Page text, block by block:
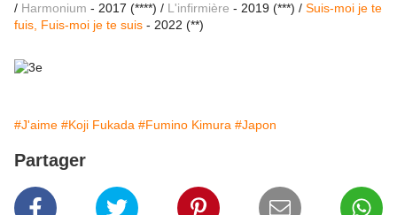
/ Harmonium - 2017 (****) / L'infirmière - 2019 (***) / Suis-moi je te
fuis, Fuis-moi je te suis - 2022 (**)
#J'aime #Koji Fukada #Fumino Kimura #Japon
Partager